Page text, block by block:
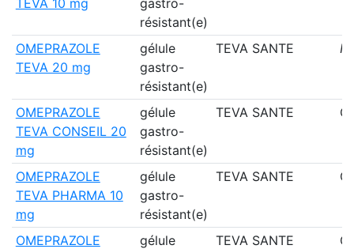
résistant(e)
OMEPRAZOLE
TEVA 20 mg
gélule
gastro-
résistant(e)
TEVA SANTE
OMEPRAZOLE
TEVA CONSEIL 20
mg
gélule
gastro-
résistant(e)
TEVA SANTE
OMEPRAZOLE
TEVA PHARMA 10
mg
gélule
gastro-
résistant(e)
TEVA SANTE
OMEPRAZOLE
gélule
TEVA SANTE